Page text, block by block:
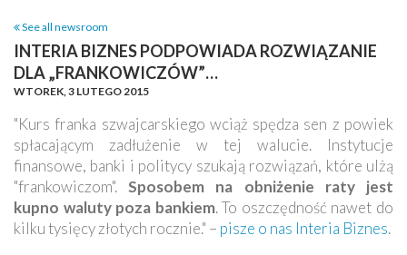
See all newsroom
INTERIA BIZNES PODPOWIADA ROZWIĄZANIE
DLA „FRANKOWICZÓW”…
WTOREK,3 LUTEGO 2015
"Kurs franka szwajcarskiego wciąż spędza sen z powiek
spłacającym zadłużenie w tej walucie. Instytucje
finansowe, banki i politycy szukają rozwiązań, które ulżą
"frankowiczom".Sposobem na obniżenie raty jest
kupno waluty poza bankiem. To oszczędność nawet do
kilku tysięcy złotych rocznie." – pisze o nas Interia Biznes.